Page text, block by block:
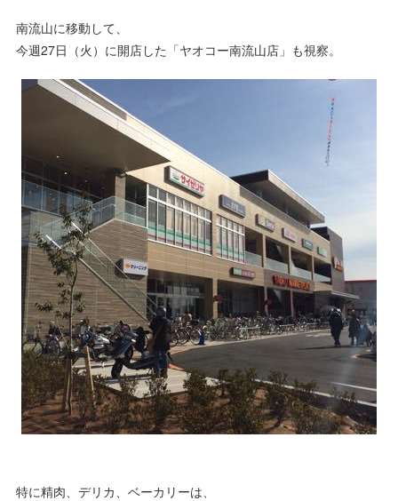
南流山に移動して、
今週27日（火）に開店した「ヤオコー南流山店」も視察。
特に精肉、デリカ、ベーカリーは、